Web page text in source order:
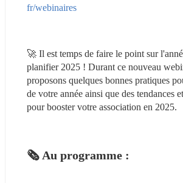
fr/webinaires
🚀 Il est temps de faire le point sur
planifier 2025 ! Durant ce nouveau
proposons quelques bonnes pratiques
de votre année ainsi que des tendances
pour booster votre association en 2025.
🗞 Au programme :